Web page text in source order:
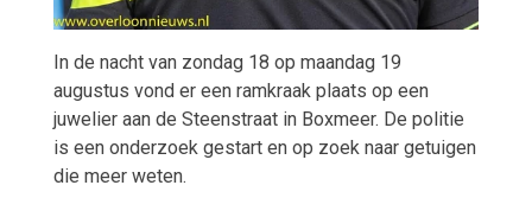
In de nacht van zondag 18 op maandag 19
augustus vond er een ramkraak plaats op een
juwelier aan de Steenstraat in Boxmeer. De politie
is een onderzoek gestart en op zoek naar getuigen
die meer weten.